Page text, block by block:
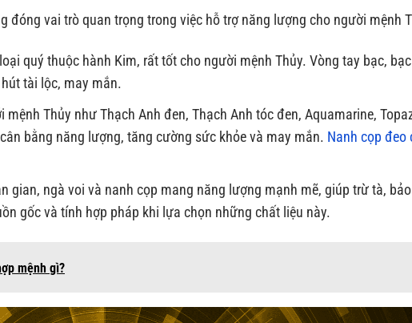
đóng vai trò quan trọng trong việc hỗ trợ năng lượng cho người mệnh
quý thuộc hành Kim, rất tốt cho người mệnh Thủy. Vòng tay bạc,
tài lộc, may mắn.
Thủy như Thạch Anh đen, Thạch Anh tóc đen, Aquamarine,
bằng năng lượng, tăng cường sức khỏe và may mắn. Nanh cọp đeo
gian, ngà voi và nanh cọp mang năng lượng mạnh mẽ, giúp trừ tà,
gốc và tính hợp pháp khi lựa chọn những chất liệu này.
mệnh gì?